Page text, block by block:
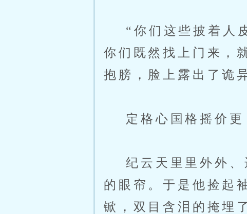
“你们这些披着人皮
你们既然找上门来，
抱膀，脸上露出了诡
定格心国格摇价更
纪云天里里外外、
的眼帘。于是他捡起
锨，双目含泪的掩埋